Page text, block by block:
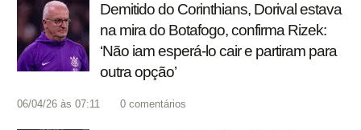
Demitido do Corinthians, Dorival estava
na mira do Botafogo, confirma Rizek:
‘Não iam esperá-lo cair e partiram para
outra opção’
06/04/26 às 07:11 0 comentários